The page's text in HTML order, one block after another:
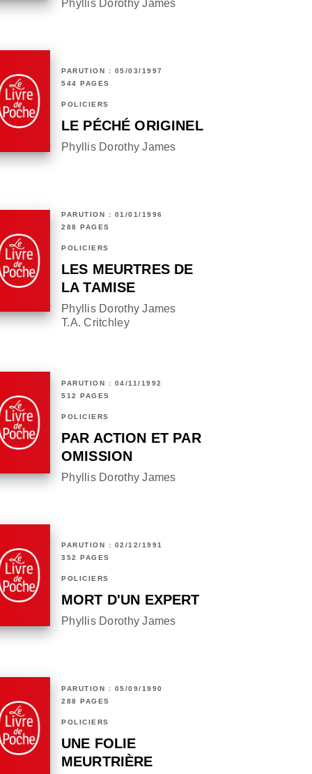
Phyllis Dorothy James
PARUTION : 05/03/1997
544 PAGES
POLICIERS
LE PÉCHÉ ORIGINEL
Phyllis Dorothy James
PARUTION : 01/01/1996
288 PAGES
POLICIERS
LES MEURTRES DE
LA TAMISE
Phyllis Dorothy James
T.A. Critchley
PARUTION : 04/11/1992
512 PAGES
POLICIERS
PAR ACTION ET PAR
OMISSION
Phyllis Dorothy James
PARUTION : 02/12/1991
352 PAGES
POLICIERS
MORT D'UN EXPERT
Phyllis Dorothy James
PARUTION : 05/09/1990
288 PAGES
POLICIERS
UNE FOLIE
MEURTRIÈRE